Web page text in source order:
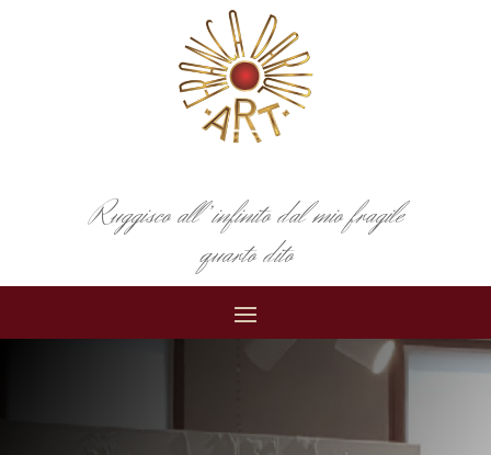
Ruggisco all’infinito dal mio fragile
quarto dito